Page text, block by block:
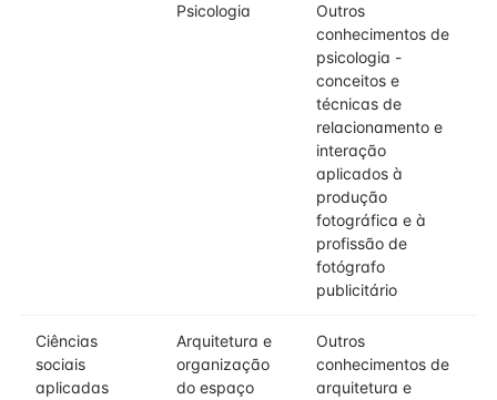
Psicologia
Outros
conhecimentos de
psicologia -
conceitos e
técnicas de
relacionamento e
interação
aplicados à
produção
fotográfica e à
profissão de
fotógrafo
publicitário
Ciências
sociais
aplicadas
Arquitetura e
organização
do espaço
Outros
conhecimentos de
arquitetura e